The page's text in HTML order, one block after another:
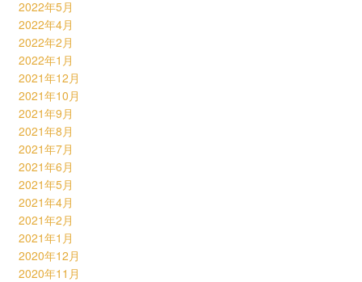
2022年5月
2022年4月
2022年2月
2022年1月
2021年12月
2021年10月
2021年9月
2021年8月
2021年7月
2021年6月
2021年5月
2021年4月
2021年2月
2021年1月
2020年12月
2020年11月